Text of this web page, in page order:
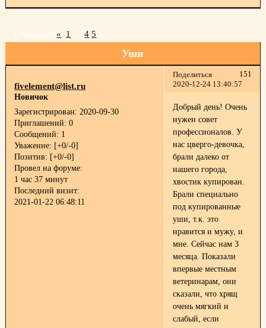
Уши
Страница: « 1 … 4 5 6
Поделиться
151
2020-12-24 13:40:57
fivelement@list.ru
Новичок
Зарегистрирован: 2020-09-30
Приглашений: 0
Сообщений: 1
Уважение: [+0/-0]
Позитив: [+0/-0]
Провел на форуме:
1 час 37 минут
Последний визит:
2021-01-22 06:48:11
Добрый день! Очень
нужен совет
профессионалов. У
нас цверго-девочка,
брали далеко от
нашего города,
хвостик купирован.
Брали специально
под купированные
уши, т.к. это
нравится и мужу, и
мне. Сейчас нам 3
месяца. Показали
впервые местным
ветеринарам, они
сказали, что хрящ
очень мягкий и
слабый, если